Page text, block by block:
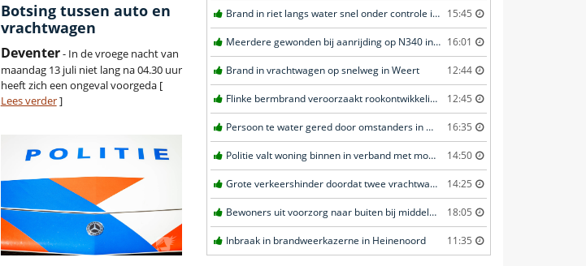
Botsing tussen auto en
vrachtwagen
Deventer- In de vroege nacht van
maandag 13 juli niet lang na 04.30 uur
heeft zich een ongeval voorgeda [
Lees verder]
Brand in riet langs water snel onder controle in Amersfoort 15:45
Meerdere gewonden bij aanrijding op N340 in Ommen 16:01
Brand in vrachtwagen op snelweg in Weert 12:44
Flinke bermbrand veroorzaakt rookontwikkeling in Haastrecht 12:45
Persoon te water gered door omstanders in Waddinxveen 16:35
Politie valt woning binnen in verband met mogelijk vuurwapen in Eindhoven 14:50
Grote verkeershinder doordat twee vrachtwagens botsen tunnel in Zwijndrecht 14:25
Bewoners uit voorzorg naar buiten bij middelbrand in flatwoning in Leeuwarden 18:05
Inbraak in brandweerkazerne in Heinenoord 11:35